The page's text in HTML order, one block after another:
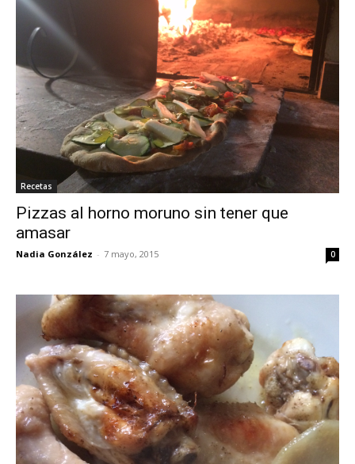
Recetas
Pizzas al horno moruno sin tener que
amasar
Nadia González - 7 mayo, 2015 0